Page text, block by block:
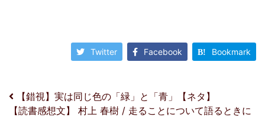
Twitter Facebook Bookmark
投稿ナビゲーション
【錯視】実は同じ色の「緑」と「青」【ネタ】
【読書感想文】 村上 春樹 / 走ることについて語るときに